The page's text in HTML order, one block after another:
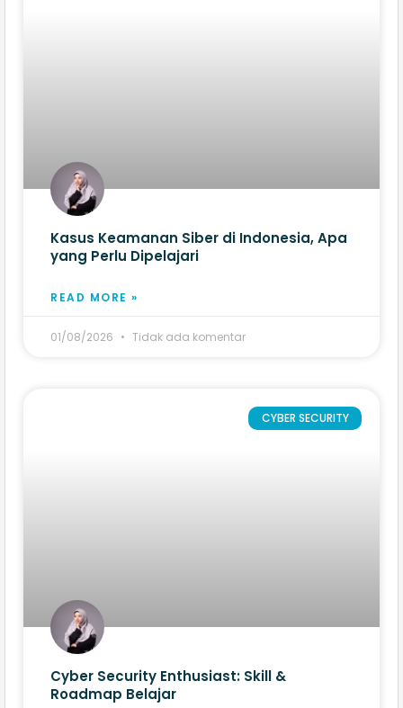
Kasus Keamanan Siber di Indonesia, Apa
yang Perlu Dipelajari
READ MORE »
01/08/2026 Tidak ada komentar
CYBER SECURITY
Cyber Security Enthusiast: Skill &
Roadmap Belajar